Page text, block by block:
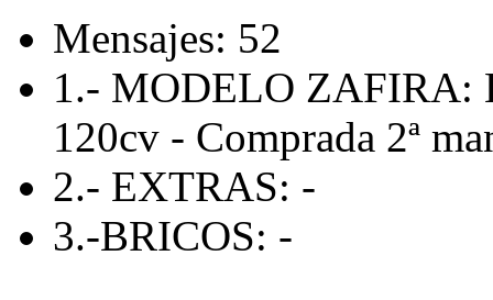
Mensajes: 52
1.- MODELO ZAFIRA:
120cv - Comprada 2ª
2.- EXTRAS: -
3.-BRICOS: -